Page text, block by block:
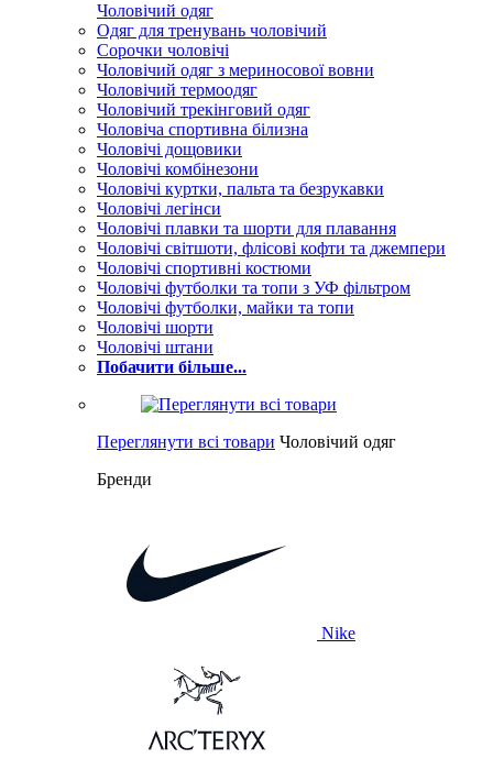
Чоловічий одяг
Одяг для тренувань чоловічий
Сорочки чоловічі
Чоловічий одяг з мериносової вовни
Чоловічий термоодяг
Чоловічий трекінговий одяг
Чоловіча спортивна білизна
Чоловічі дощовики
Чоловічі комбінезони
Чоловічі куртки, пальта та безрукавки
Чоловічі легінси
Чоловічі плавки та шорти для плавання
Чоловічі світшоти, флісові кофти та джемпери
Чоловічі спортивні костюми
Чоловічі футболки та топи з УФ фільтром
Чоловічі футболки, майки та топи
Чоловічі шорти
Чоловічі штани
Побачити більше...
Переглянути всі товари Чоловічий одяг
Бренди
Nike